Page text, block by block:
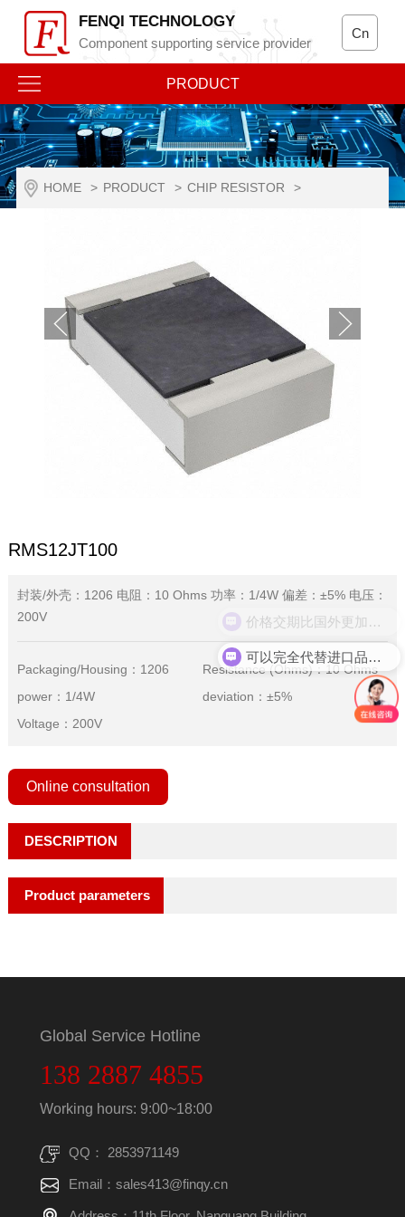
FENQI TECHNOLOGY
Component supporting service provider
Cn
PRODUCT
HOME > PRODUCT > CHIP RESISTOR >
RMS12JT100
封装/外壳：1206 电阻：10 Ohms 功率：1/4W 偏差：±5% 电压：
200V
Packaging/Housing：1206
Resistance (Ohms)：10 Ohms
power：1/4W
deviation：±5%
Voltage：200V
Online consultation
DESCRIPTION
Product parameters
Global Service Hotline
138 2887 4855
Working hours: 9:00~18:00
QQ： 2853971149
Email：sales413@finqy.cn